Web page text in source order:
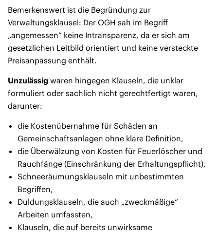
Bemerkenswert ist die Begründung zur
Verwaltungsklausel: Der OGH sah im Begriff
„angemessen“ keine Intransparenz, da er sich am
gesetzlichen Leitbild orientiert und keine versteckte
Preisanpassung enthält.
Unzulässig waren hingegen Klauseln, die unklar
formuliert oder sachlich nicht gerechtfertigt waren,
darunter:
die Kostenübernahme für Schäden an
Gemeinschaftsanlagen ohne klare Definition,
die Überwälzung von Kosten für Feuerlöscher und
Rauchfänge (Einschränkung der Erhaltungspflicht),
Schneeräumungsklauseln mit unbestimmten
Begriffen,
Duldungsklauseln, die auch „zweckmäßige“
Arbeiten umfassten,
Klauseln, die auf bereits unwirksame